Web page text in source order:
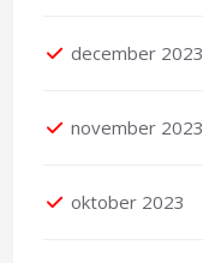
december 2023
november 2023
oktober 2023